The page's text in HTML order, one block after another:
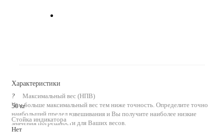
Характеристики
?
Чем больше максимальный вес тем ниже точность. Определите точно
наибольший предел взвешивания и Вы получите наиболее низкие
значения погрешности для Ваших весов.
Максимальный вес (НПВ)
50 кг
Стойка индикатора
Нет